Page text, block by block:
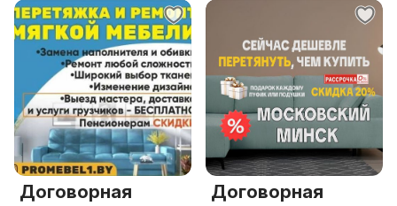
Договорная Договорная